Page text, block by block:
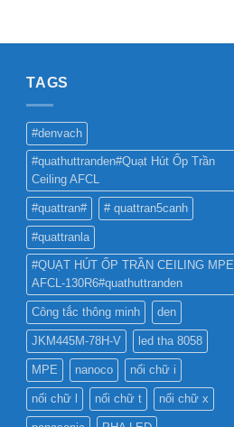
TAGS
#denvach
#quathuttranden#Quạt Hút Ốp Trần
Ceiling AFCL
#quattran# # quattran5canh
#quattranla
#QUẠT HÚT ỐP TRẦN CEILING MPE
AFCL-130R6#quathuttranden
Công tắc thông minh den
JKM445M-78H-V led tha 8058
MPE nanoco nối chữ i
nối chữ l nối chữ t nối chữ x